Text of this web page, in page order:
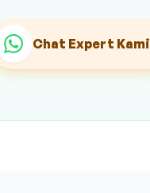
Chat Expert Kami